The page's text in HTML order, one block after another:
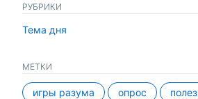
РУБРИКИ
Тема дня
МЕТКИ
игры разума опрос